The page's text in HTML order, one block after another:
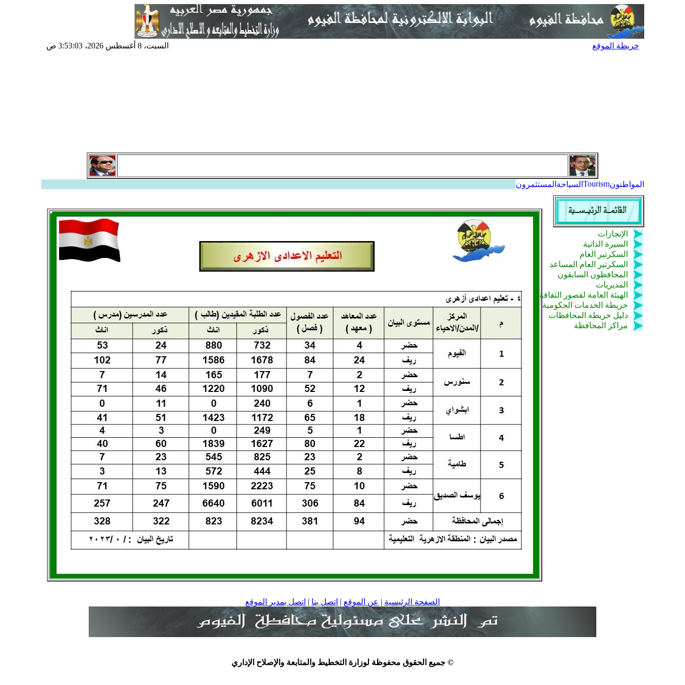
خريطة الموقع السبت، 8 أغسطس 2026، 3:53:03 ص
المواطنونTourism السياحة المستثمرون
الإنجازات
السيرة الذاتية
السكرتير العام
السكرتير العام المساعد
المحافظون السابقون
المديريات
الهيئة العامة لقصور الثقافة
خريطة الخدمات الحكومية
دليل خريطة المحافظات
مراكز المحافظة
الصفحة الرئيسية | عن الموقع | اتصل بنا | اتصل بمدير الموقع
© جميع الحقوق محفوظة لوزارة التخطيط والمتابعة والإصلاح الإداري